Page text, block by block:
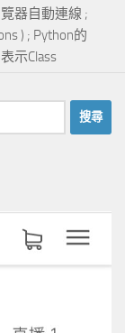
器自動連線 ;
) ; Python的
示Class